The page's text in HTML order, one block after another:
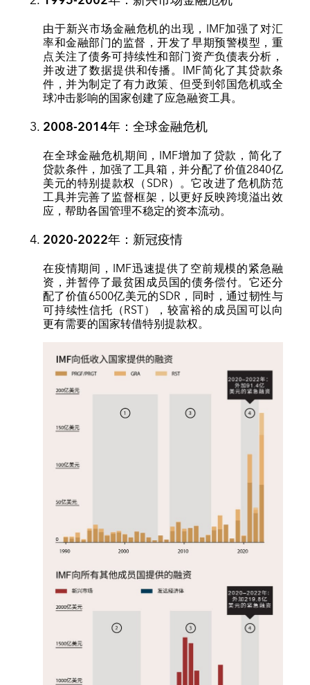
由于新兴市场金融危机的出现，IMF加强了对汇
率和金融部门的监督，开发了早期预警模型，重
点关注了债务可持续性和部门资产负债表分析，
并改进了数据提供和传播。IMF简化了其贷款条
件，并为制定了有力政策、但受到邻国危机或全
球冲击影响的国家创建了应急融资工具。
2008-2014年：全球金融危机
在全球金融危机期间，IMF增加了贷款，简化了
贷款条件，加强了工具箱，并分配了价值2840亿
美元的特别提款权（SDR）。它改进了危机防范
工具并完善了监督框架，以更好反映跨境溢出效
应，帮助各国管理不稳定的资本流动。
2020-2022年：新冠疫情
在疫情期间，IMF迅速提供了空前规模的紧急融
资，并暂停了最贫困成员国的债务偿付。它还分
配了价值6500亿美元的SDR，同时，通过韧性与
可持续性信托（RST），较富裕的成员国可以向
更有需要的国家转借特别提款权。